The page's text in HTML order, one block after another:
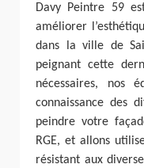
Davy Peintre 59
améliorer
dans la ville de
peignant cette
nécessaires, nos
connaissance des
peindre votre
RGE, et allons
résistant aux